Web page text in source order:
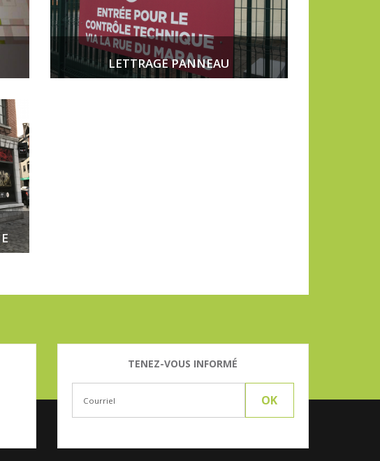
LETTRAGE PANNEAU
TENEZ-VOUS INFORMÉ